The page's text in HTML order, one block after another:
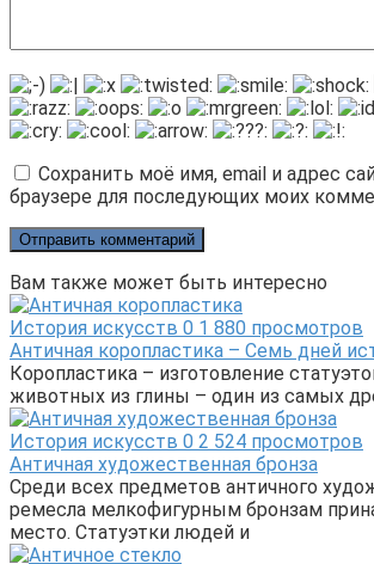
Сохранить моё имя, email и адрес
браузере для последующих моих
Вам также может быть интересно
История искусств 0 1 880 просмотров
Античная коропластика – Семь дней
Коропластика – изготовление
животных из глины – один из самых
История искусств 0 2 524 просмотров
Античная художественная бронза
Среди всех предметов античного
ремесла мелкофигурным бронзам
место. Статуэтки людей и